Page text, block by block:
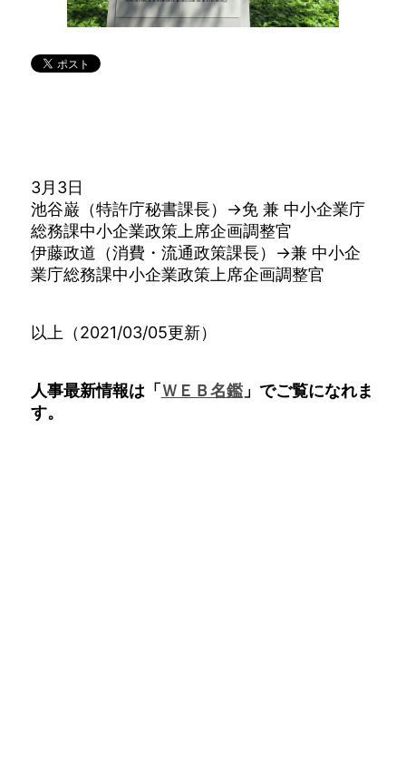
3月3日
池谷巌（特許庁秘書課長）→免 兼 中小企業庁
総務課中小企業政策上席企画調整官
伊藤政道（消費・流通政策課長）→兼 中小企
業庁総務課中小企業政策上席企画調整官
以上（2021/03/05更新）
人事最新情報は「 ＷＥＢ名鑑」でご覧になれま
す。